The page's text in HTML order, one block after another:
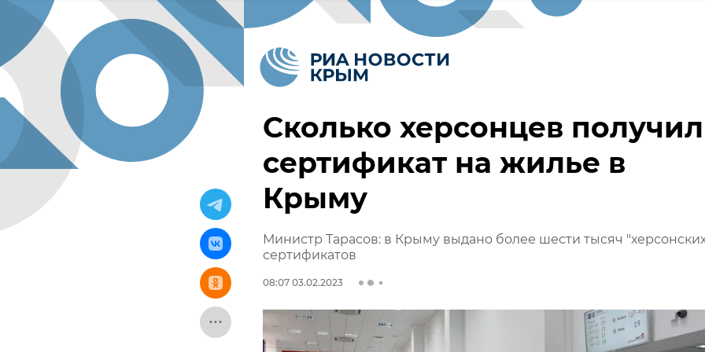
Сколько херсонцев
сертификат на жилье в
Крыму
Министр Тарасов: в Крыму выдано более шести тысяч
сертификатов
08:07 03.02.2023